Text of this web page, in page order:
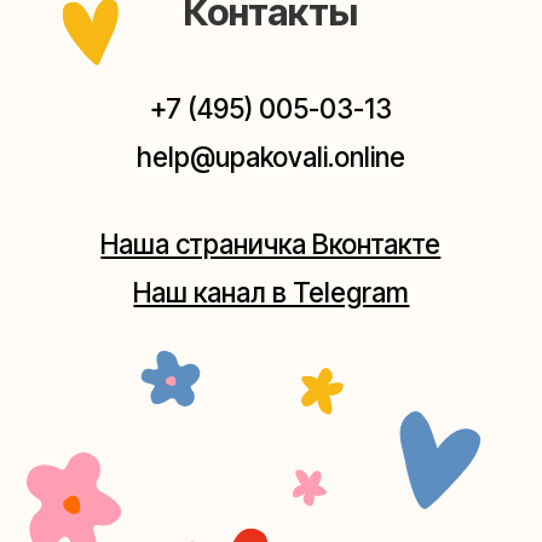
(как пройти)
Москва, ул.Таганская, дом 25-27
Мастерская на Плющихе
Мастерская на Таганке
+7 (980) 495-03-13
+7 (980) 156-03-13